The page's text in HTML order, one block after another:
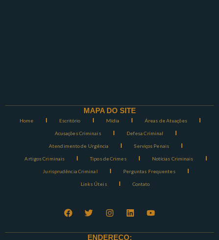
MAPA DO SITE
Home Escritório Mídia Áreas de Atuações
Acusações Criminais Defesa Criminal
Atendimento de Urgência Serviços Penais
Artigos Criminais Tipos de Crimes Notícias Criminais
Jurisprudência Criminal Perguntas Frequentes
Links Úteis Contato
ENDEREÇO: